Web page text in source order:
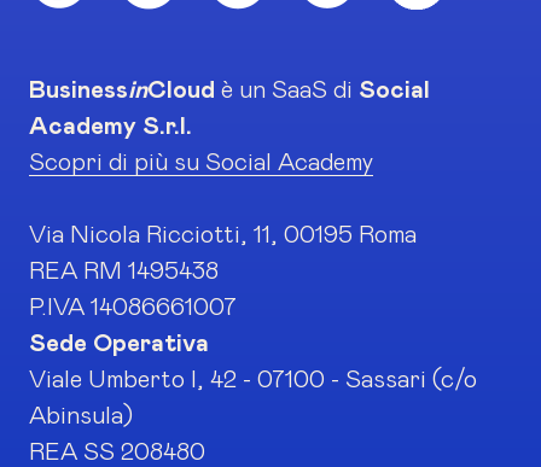
BusinessinCloud è un SaaS di Social
Academy S.r.l.
Scopri di più su Social Academy
Via Nicola Ricciotti, 11, 00195 Roma
REA RM 1495438
P.IVA 14086661007
Sede Operativa
Viale Umberto I, 42 - 07100 - Sassari (c/o
Abinsula)
REA SS 208480